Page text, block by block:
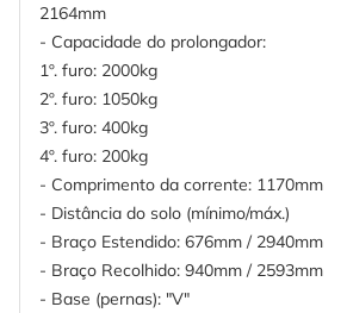
2164mm
- Capacidade do prolongador:
1º. furo: 2000kg
2º. furo: 1050kg
3º. furo: 400kg
4º. furo: 200kg
- Comprimento da corrente: 1170mm
- Distância do solo (mínimo/máx.)
- Braço Estendido: 676mm / 2940mm
- Braço Recolhido: 940mm / 2593mm
- Base (pernas): "V"